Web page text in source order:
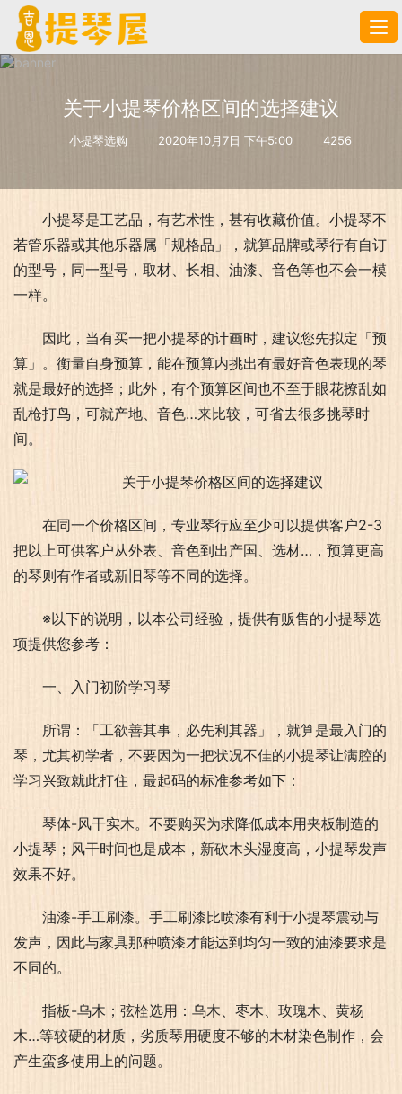
关于小提琴价格区间的选择建议
小提琴选购 2020年10月7日 下午5:00 4256
小提琴是工艺品，有艺术性，甚有收藏价值。小提琴不
若管乐器或其他乐器属「规格品」，就算品牌或琴行有自订
的型号，同一型号，取材、长相、油漆、音色等也不会一模
一样。
因此，当有买一把小提琴的计画时，建议您先拟定「预
算」。衡量自身预算，能在预算内挑出有最好音色表现的琴
就是最好的选择；此外，有个预算区间也不至于眼花撩乱如
乱枪打鸟，可就产地、音色…来比较，可省去很多挑琴时
间。
在同一个价格区间，专业琴行应至少可以提供客户2-3
把以上可供客户从外表、音色到出产国、选材…，预算更高
的琴则有作者或新旧琴等不同的选择。
※以下的说明，以本公司经验，提供有贩售的小提琴选
项提供您参考：
一、入门初阶学习琴
所谓：「工欲善其事，必先利其器」，就算是最入门的
琴，尤其初学者，不要因为一把状况不佳的小提琴让满腔的
学习兴致就此打住，最起码的标准参考如下：
琴体-风干实木。不要购买为求降低成本用夹板制造的
小提琴；风干时间也是成本，新砍木头湿度高，小提琴发声
效果不好。
油漆-手工刷漆。手工刷漆比喷漆有利于小提琴震动与
发声，因此与家具那种喷漆才能达到均匀一致的油漆要求是
不同的。
指板-乌木；弦栓选用：乌木、枣木、玫瑰木、黄杨
木…等较硬的材质，劣质琴用硬度不够的木材染色制作，会
产生蛮多使用上的问题。